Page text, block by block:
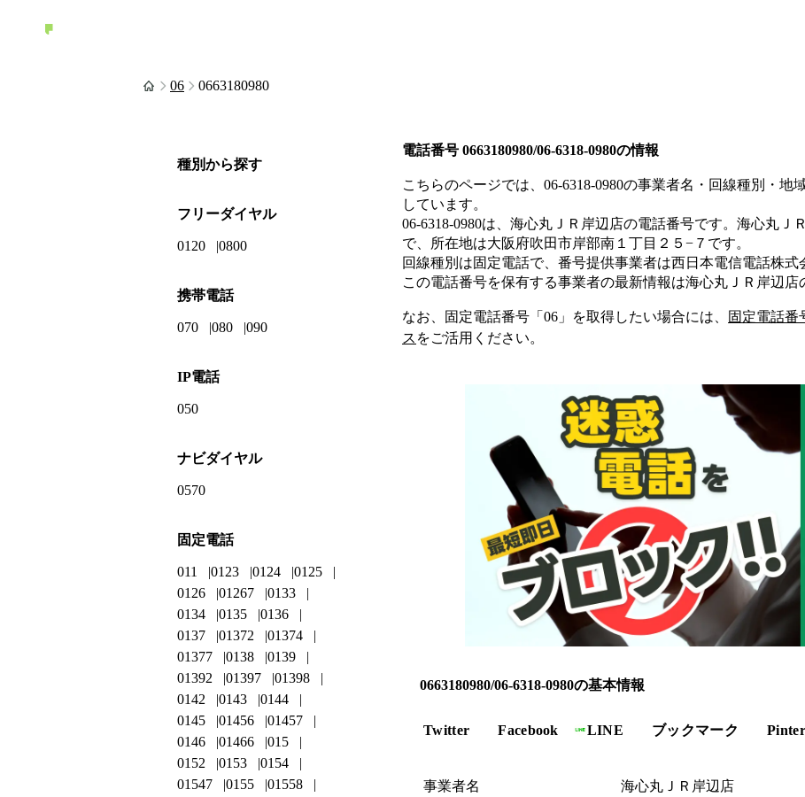
06 0663180980
電話番号 0663180980/06-6318-0980の情報
こちらのページでは、 06-6318-0980の事業者名・回線種別・地
しています。
06-6318-0980は、 海心丸ＪＲ岸辺店の電話番号です。 海心丸Ｊ
で、所在地は大阪府吹田市岸部南１丁目２５−７ です。
回線種別は固定電話で、番号提供事業者は西日本電信電話株式
この電話番号を保有する事業者の最新情報は海心丸ＪＲ岸辺店
なお、固定電話番号「 06 」を取得したい場合には、 固定電話番
ス をご活用ください。
0663180980/06-6318-0980の基本情報
Twitter Facebook LINE ブックマーク
事業者名 海心丸ＪＲ岸辺店
種別から探す
フリーダイヤル
0120 0800
携帯電話
070 080 090
IP電話
050
ナビダイヤル
0570
固定電話
011 0123 0124
0125
0126
01267
0133
0134
0135
0136
0137
01372
01374
01377
0138
0139
01392
01397
01398
0142
0143
0144
0145
01456
01457
0146
01466
015
0152
0153
0154
01547
0155
01558